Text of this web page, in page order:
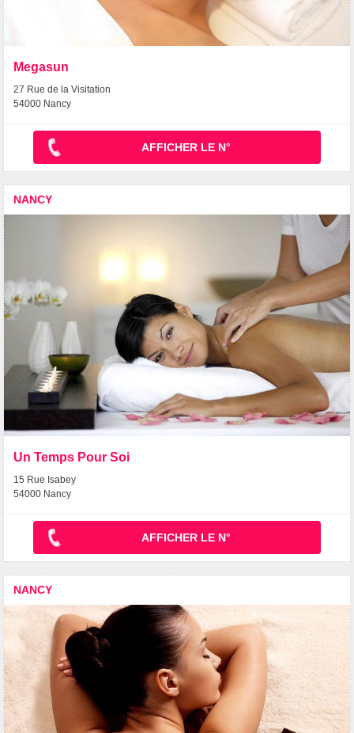
Megasun
27 Rue de la Visitation
54000 Nancy
AFFICHER LE N°
NANCY
Un Temps Pour Soi
15 Rue Isabey
54000 Nancy
AFFICHER LE N°
NANCY